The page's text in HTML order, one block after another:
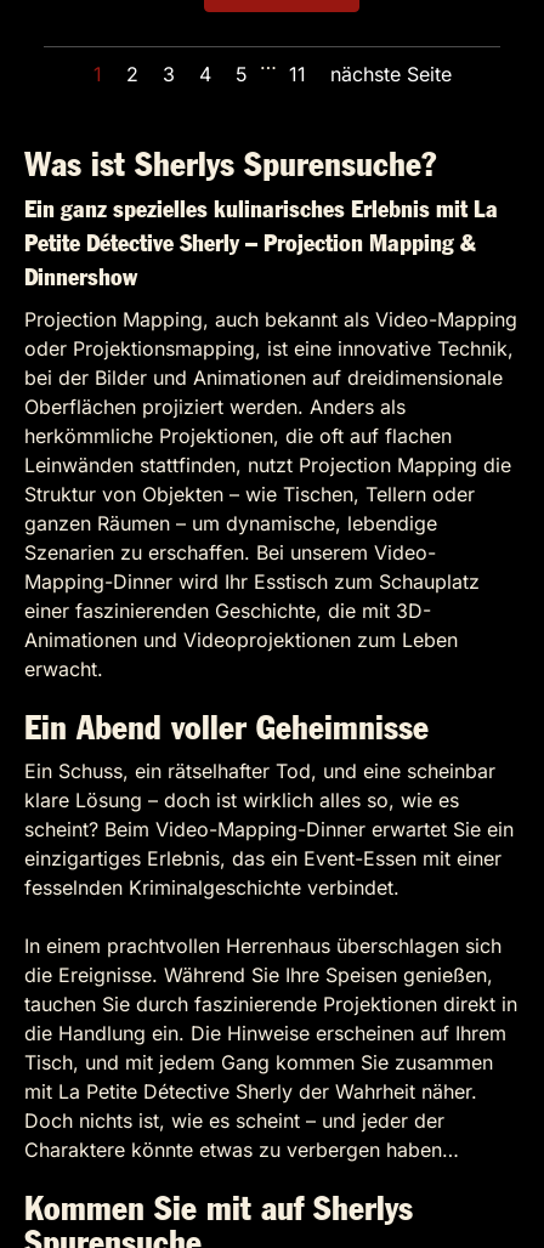
1 2 3 4 5 … 11 nächste Seite
Was ist Sherlys Spurensuche?
Ein ganz spezielles kulinarisches Erlebnis mit La
Petite Détective Sherly – Projection Mapping &
Dinnershow
Projection Mapping, auch bekannt als Video-Mapping
oder Projektionsmapping, ist eine innovative Technik,
bei der Bilder und Animationen auf dreidimensionale
Oberflächen projiziert werden. Anders als
herkömmliche Projektionen, die oft auf flachen
Leinwänden stattfinden, nutzt Projection Mapping die
Struktur von Objekten – wie Tischen, Tellern oder
ganzen Räumen – um dynamische, lebendige
Szenarien zu erschaffen. Bei unserem Video-
Mapping-Dinner wird Ihr Esstisch zum Schauplatz
einer faszinierenden Geschichte, die mit 3D-
Animationen und Videoprojektionen zum Leben
erwacht.
Ein Abend voller Geheimnisse
Ein Schuss, ein rätselhafter Tod, und eine scheinbar
klare Lösung – doch ist wirklich alles so, wie es
scheint? Beim Video-Mapping-Dinner erwartet Sie ein
einzigartiges Erlebnis, das ein Event-Essen mit einer
fesselnden Kriminalgeschichte verbindet.
In einem prachtvollen Herrenhaus überschlagen sich
die Ereignisse. Während Sie Ihre Speisen genießen,
tauchen Sie durch faszinierende Projektionen direkt in
die Handlung ein. Die Hinweise erscheinen auf Ihrem
Tisch, und mit jedem Gang kommen Sie zusammen
mit La Petite Détective Sherly der Wahrheit näher.
Doch nichts ist, wie es scheint – und jeder der
Charaktere könnte etwas zu verbergen haben…
Kommen Sie mit auf Sherlys